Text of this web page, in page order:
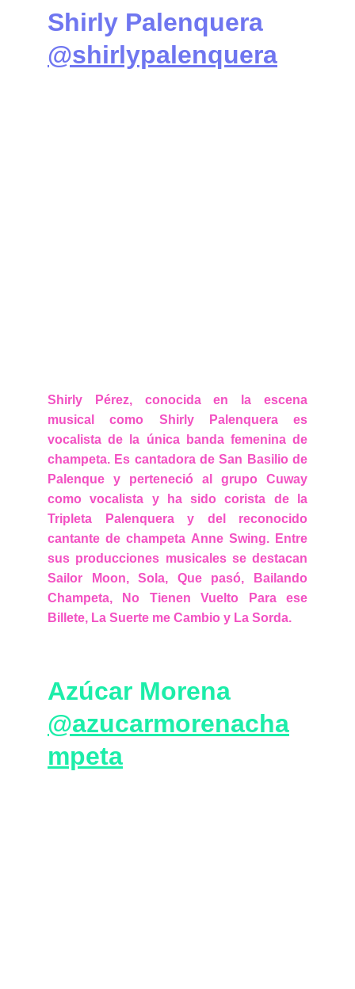
Shirly Palenquera
@shirlypalenquera
Shirly Pérez, conocida en la escena
musical como Shirly Palenquera es
vocalista de la única banda femenina de
champeta. Es cantadora de San Basilio de
Palenque y perteneció al grupo Cuway
como vocalista y ha sido corista de la
Tripleta Palenquera y del reconocido
cantante de champeta Anne Swing. Entre
sus producciones musicales se destacan
Sailor Moon, Sola, Que pasó, Bailando
Champeta, No Tienen Vuelto Para ese
Billete, La Suerte me Cambio y La Sorda.
Azúcar Morena
@azucarmorenacha
mpeta